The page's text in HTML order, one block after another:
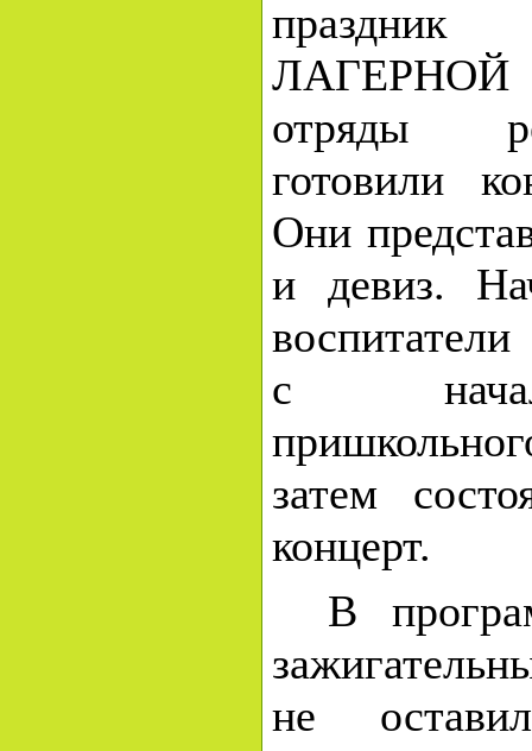
отряды
готовили
Они
и девиз.
с
затем
концерт.
В
не